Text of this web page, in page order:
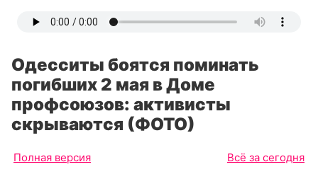
Одесситы боятся поминать
погибших 2 мая в Доме
профсоюзов: активисты
скрываются (ФОТО)
Полная версия Всё за сегодня